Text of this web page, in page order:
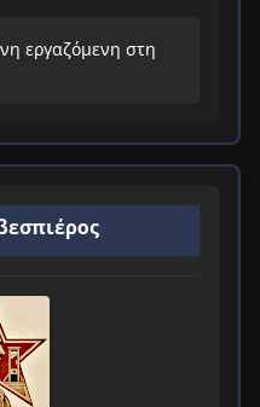
εργαζόμενη στη